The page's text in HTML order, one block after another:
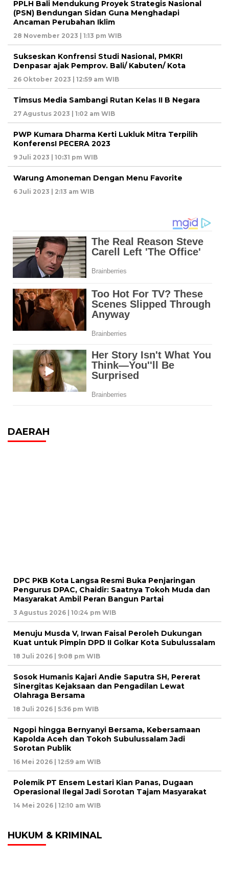
PPLH Bali Mendukung Proyek Strategis Nasional
(PSN) Bendungan Sidan Guna Menghadapi
Ancaman Perubahan Iklim
28 November 2023 | 1:13 pm WIB
Sukseskan Konfrensi Studi Nasional, PMKRI
Denpasar ajak Pemprov. Bali/ Kabuten/ Kota
26 Oktober 2023 | 12:59 am WIB
Timsus Media Sambangi Rutan Kelas II B Negara
27 Agustus 2023 | 1:02 am WIB
PWP Kumara Dharma Kerti Lukluk Mitra Terpilih
KonferensI PECERA 2023
9 Juli 2023 | 10:31 pm WIB
Warung Amoneman Dengan Menu Favorite
6 Juli 2023 | 2:13 am WIB
DAERAH
DPC PKB Kota Langsa Resmi Buka Penjaringan
Pengurus DPAC, Chaidir: Saatnya Tokoh Muda dan
Masyarakat Ambil Peran Bangun Partai
3 Agustus 2026 | 10:24 pm WIB
Menuju Musda V, Irwan Faisal Peroleh Dukungan
Kuat untuk Pimpin DPD II Golkar Kota Subulussalam
18 Juli 2026 | 9:08 pm WIB
Sosok Humanis Kajari Andie Saputra SH, Pererat
Sinergitas Kejaksaan dan Pengadilan Lewat
Olahraga Bersama
18 Juli 2026 | 5:36 pm WIB
Ngopi hingga Bernyanyi Bersama, Kebersamaan
Kapolda Aceh dan Tokoh Subulussalam Jadi
Sorotan Publik
16 Mei 2026 | 12:59 am WIB
Polemik PT Ensem Lestari Kian Panas, Dugaan
Operasional Ilegal Jadi Sorotan Tajam Masyarakat
14 Mei 2026 | 12:10 am WIB
HUKUM & KRIMINAL